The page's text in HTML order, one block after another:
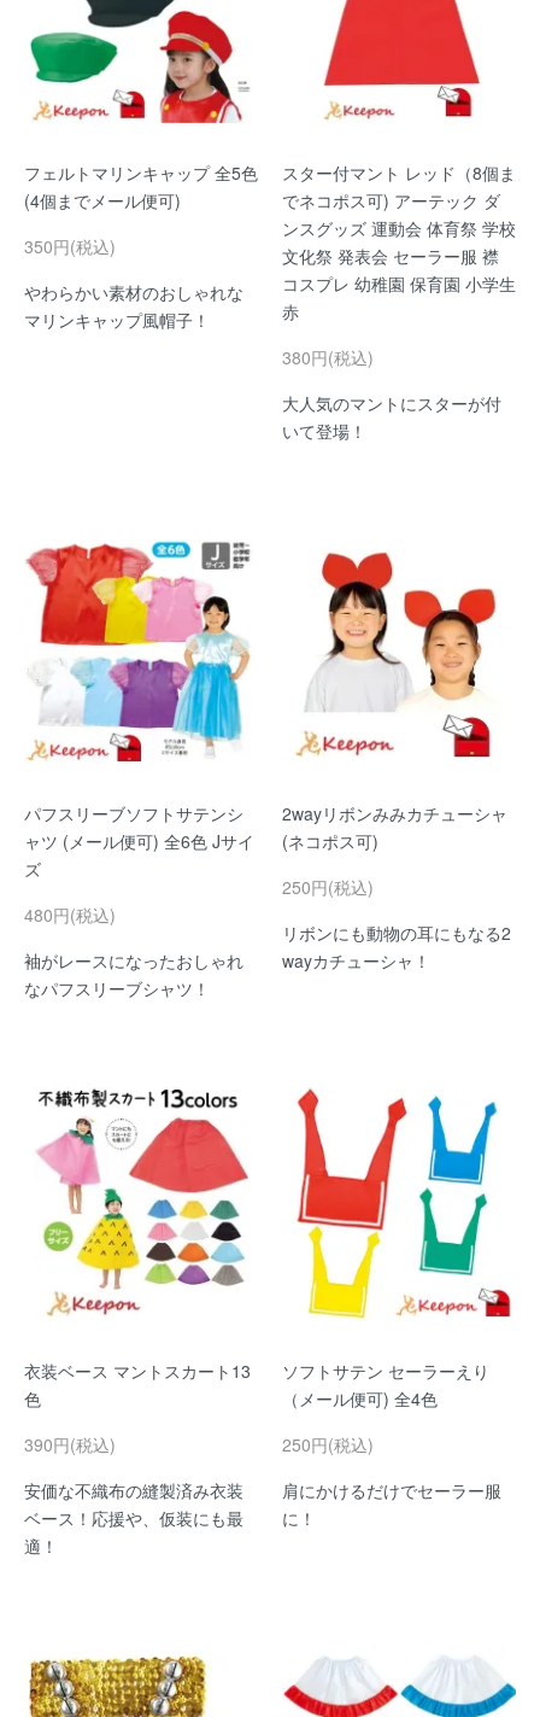
フェルトマリンキャップ 全5色
(4個までメール便可)
350円(税込)
やわらかい素材のおしゃれな
マリンキャップ風帽子！
スター付マント レッド（8個ま
でネコポス可) アーテック ダ
ンスグッズ 運動会 体育祭 学校
文化祭 発表会 セーラー服 襟
コスプレ 幼稚園 保育園 小学生
赤
380円(税込)
大人気のマントにスターが付
いて登場！
パフスリーブソフトサテンシ
ャツ (メール便可) 全6色 Jサイ
ズ
480円(税込)
袖がレースになったおしゃれ
なパフスリーブシャツ！
2wayリボンみみカチューシャ
(ネコポス可)
250円(税込)
リボンにも動物の耳にもなる2
wayカチューシャ！
衣装ベース マントスカート13
色
390円(税込)
安価な不織布の縫製済み衣装
ベース！応援や、仮装にも最
適！
ソフトサテン セーラーえり
（メール便可) 全4色
250円(税込)
肩にかけるだけでセーラー服
に！